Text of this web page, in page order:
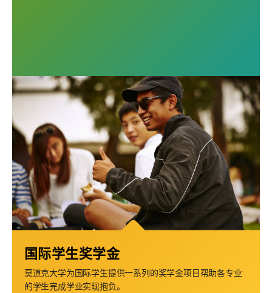
国际学生奖学金
莫道克大学为国际学生提供一系列的奖学金项目帮助各专业
的学生完成学业实现抱负。